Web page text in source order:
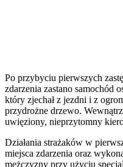
Po przybyciu pierwszych
zdarzenia zastano samochód
który zjechał z jezdni i z
przydrożne drzewo.
uwięziony, nieprzytomny
Działania strażaków w
miejsca zdarzenia oraz
mężczyzny przy użyciu